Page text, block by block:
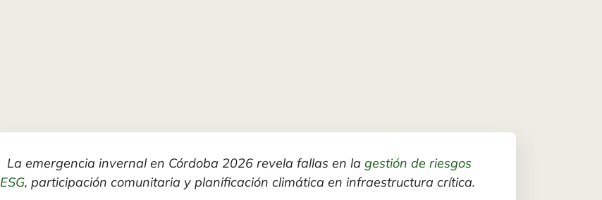
La emergencia invernal en Córdoba 2026 revela fallas en lagestión de riesgos
ESG, participación comunitaria y planificación climática en infraestructura crítica.